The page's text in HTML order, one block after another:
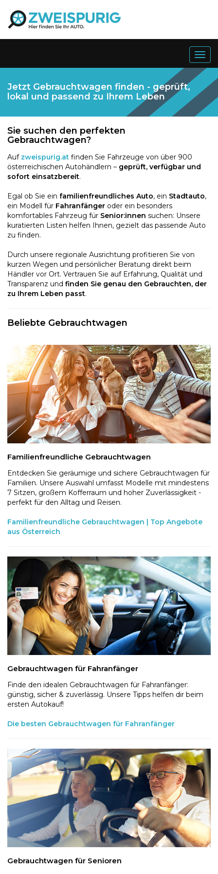
Jetzt Gebrauchtwagen finden - geprüft,
lokal und passend zu Ihrem Leben
Sie suchen den perfekten
Gebrauchtwagen?
Auf zweispurig.at finden Sie Fahrzeuge von über 900
österreichischen Autohändlern – geprüft, verfügbar und
sofort einsatzbereit.
Egal ob Sie ein familienfreundliches Auto, ein Stadtauto,
ein Modell für Fahranfänger oder ein besonders
komfortables Fahrzeug für Senior:innen suchen: Unsere
kuratierten Listen helfen Ihnen, gezielt das passende Auto
zu finden.
Durch unsere regionale Ausrichtung profitieren Sie von
kurzen Wegen und persönlicher Beratung direkt beim
Händler vor Ort. Vertrauen Sie auf Erfahrung, Qualität und
Transparenz und finden Sie genau den Gebrauchten, der
zu Ihrem Leben passt.
Beliebte Gebrauchtwagen
Familienfreundliche Gebrauchtwagen
Entdecken Sie geräumige und sichere Gebrauchtwagen für
Familien. Unsere Auswahl umfasst Modelle mit mindestens
7 Sitzen, großem Kofferraum und hoher Zuverlässigkeit -
perfekt für den Alltag und Reisen.
Familienfreundliche Gebrauchtwagen | Top Angebote
aus Österreich
Gebrauchtwagen für Fahranfänger
Finde den idealen Gebrauchtwagen für Fahranfänger:
günstig, sicher & zuverlässig. Unsere Tipps helfen dir beim
ersten Autokauf!
Die besten Gebrauchtwagen für Fahranfänger
Gebrauchtwagen für Senioren